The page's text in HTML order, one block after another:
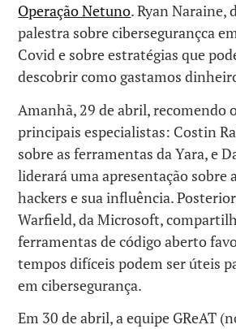
Operação Netuno. Ryan Naraine,
palestra sobre cibersegurançca
Covid e sobre estratégias que
descobrir como gastamos
Amanhã, 29 de abril, recomendo
principais especialistas: Costin
sobre as ferramentas da Yara, e
liderará uma apresentação sobre
hackers e sua influência.
Warfield, da Microsoft,
ferramentas de código aberto
tempos difíceis podem ser úteis
em cibersegurança.
Em 30 de abril, a equipe GReAT